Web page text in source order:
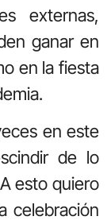
externas,
ganar en
en la fiesta
en este
de lo
esto quiero
celebración